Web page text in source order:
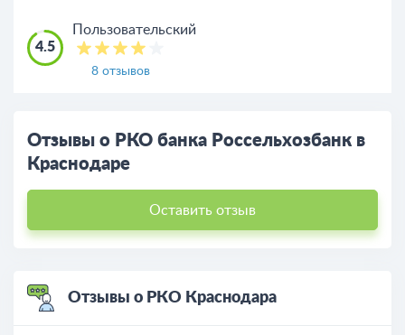
4.5
Пользовательский
8 отзывов
Отзывы о РКО банка Россельхозбанк в
Краснодаре
Оставить отзыв
Отзывы о РКО Краснодара